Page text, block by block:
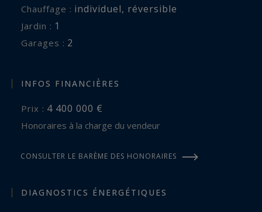
Chauffage : individuel, réversible
jardin : 1
garages : 2
INFOS FINANCIÈRES
Prix : 4 400 000 €
Honoraires à la charge du vendeur
CONSULTER LE BARÈME DES HONORAIRES
DIAGNOSTICS ÉNERGÉTIQUES